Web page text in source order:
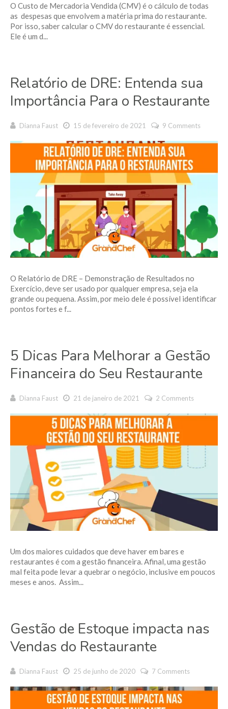
O Custo de Mercadoria Vendida (CMV) é o cálculo de todas
as despesas que envolvem a matéria prima do restaurante.
Por isso, saber calcular o CMV do restaurante é essencial.
Ele é um d...
Relatório de DRE: Entenda sua
Importância Para o Restaurante
Dianna Faust 15 de fevereiro de 2021 9 Comments
O Relatório de DRE – Demonstração de Resultados no
Exercício, deve ser usado por qualquer empresa, seja ela
grande ou pequena. Assim, por meio dele é possível identificar
pontos fortes e f...
5 Dicas Para Melhorar a Gestão
Financeira do Seu Restaurante
Dianna Faust 21 de janeiro de 2021 2 Comments
Um dos maiores cuidados que deve haver em bares e
restaurantes é com a gestão financeira. Afinal, uma gestão
mal feita pode levar a quebrar o negócio, inclusive em poucos
meses e anos. Assim...
Gestão de Estoque impacta nas
Vendas do Restaurante
Dianna Faust 25 de junho de 2020 7 Comments